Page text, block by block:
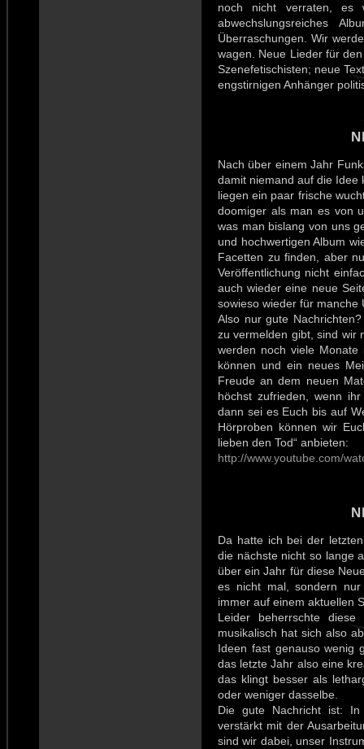
noch nicht verraten,
abwechslungsreiches
Überraschungen. Wir
wagen. Neue Lieder für
Szenefetischisten; neue
engstirnigen Anhänger
Nach über einem Jahr
damit niemand auf die Idee
liegen ein paar frische
doomiger als man es von
was man bislang von uns
und hochwertigen Album
Facetten zu finden, aber
Veröffentlichung nicht
auch wieder eine neue
sowieso wieder für manche
Also nur gute
zu vermelden gibt, sind wir
werden noch viele
können und ein neues
Freude an dem neuen
höchst zufrieden, wenn
dann sei es Euch bis auf
Hörproben können wir
lieben den Tod“ anbieten:
http://www.youtube.com/
Da hatte ich bei der
die nächste nicht so lange
über ein Jahr für diese
es nicht mal, sondern
immer auf einem aktuellen
Leider beherrschte
musikalisch hat sich also
Ideen fast genauso wenig
das letzte Jahr also eine
das klingt besser als
oder weniger dasselbe.
Die gute Nachricht ist:
verstärkt mit der
sind wir dabei, unser